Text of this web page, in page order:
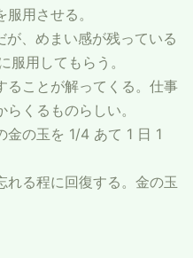
用させる。
、めまい感が残っている
服用してもらう。
ることが解ってくる。仕事
くるものらしい。
金の玉を 1/4 あて 1 日 1
れる程に回復する。金の玉